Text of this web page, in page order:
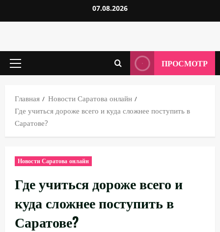
к
07.08.2026
Основное
ПРОСМОТР
Главная
Новости Саратова онлайн
Где учиться дороже всего и куда сложнее поступить в
Саратове?
Новости Саратова онлайн
Где учиться дороже всего и
куда сложнее поступить в
Саратове?